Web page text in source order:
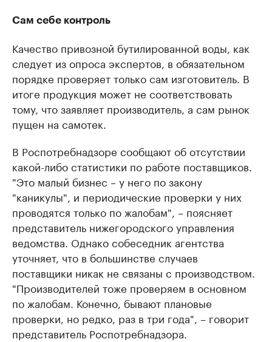
Сам себе контроль
Качество привозной бутилированной воды, как
следует из опроса экспертов, в обязательном
порядке проверяет только сам изготовитель. В
итоге продукция может не соответствовать
тому, что заявляет производитель, а сам рынок
пущен на самотек.
В Роспотребнадзоре сообщают об отсутствии
какой-либо статистики по работе поставщиков.
"Это малый бизнес – у него по закону
"каникулы", и периодические проверки у них
проводятся только по жалобам", – поясняет
представитель нижегородского управления
ведомства. Однако собеседник агентства
уточняет, что в большинстве случаев
поставщики никак не связаны с производством.
"Производителей тоже проверяем в основном
по жалобам. Конечно, бывают плановые
проверки, но редко, раз в три года", – говорит
представитель Роспотребнадзора.